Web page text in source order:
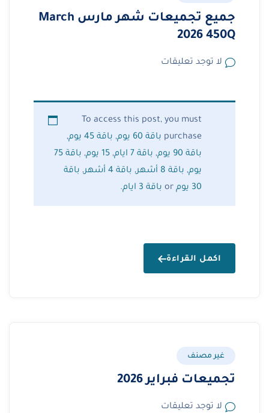
جميع تجميعات شهر مارس March
2026 450Q
لا توجد تعليقات
To access this post, you must
purchase باقة 60 يوم , باقة 45 يوم
,
باقة 90 يوم
, باقة 7 ايام , 15 يوم ,
باقة 75
يوم, باقة 8 أشهر , باقة 4 أشهر , باقة
30 يوم
باقة 3 ايام .
اكمل القراءة
غير مصنف
تجميعات فبراير 2026
لا توجد تعليقات